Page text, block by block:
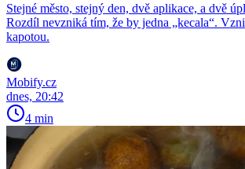
Stejné město, stejný den, dvě aplikace, a dvě
Rozdíl nevzniká tím, že by jedna „kecala“.
kapotou.
Mobify.cz
dnes, 20:42
4 min